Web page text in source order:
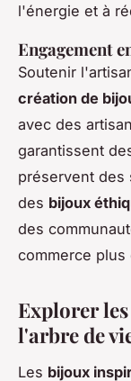
l'énergie et à
Engagement
Soutenir
création de
avec des
garantissent
préservent des
des bijoux
des
commerce plus
Explorer
l'arbre de
Les bijoux